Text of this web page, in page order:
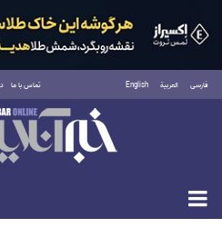
فارسی العربية English تماس با ما
جمعه ۱۶ مرداد ۱۴۰۵